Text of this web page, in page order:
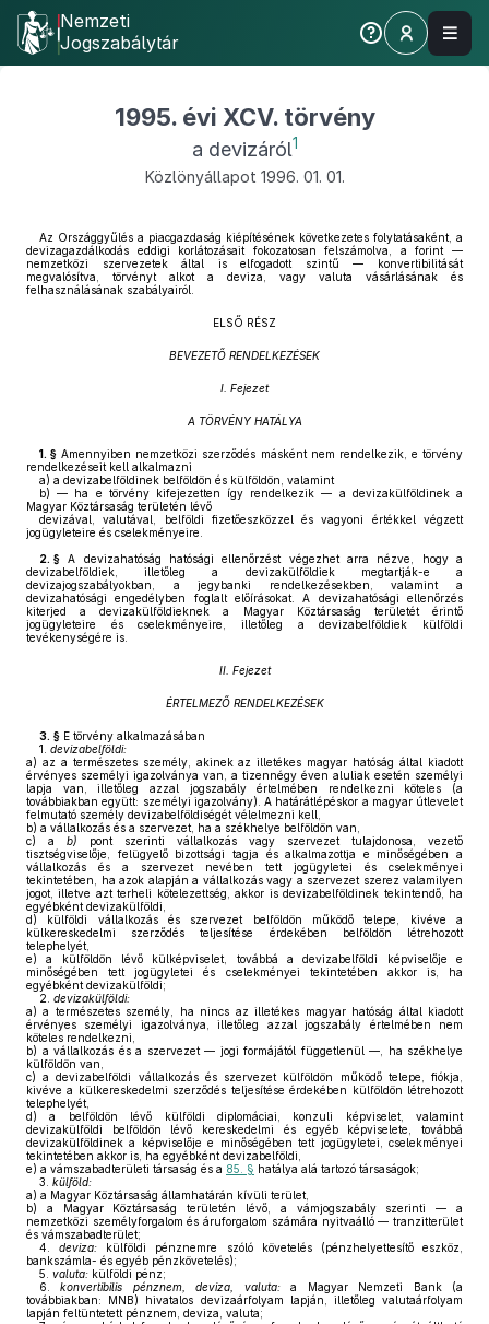
Nemzeti
Jogszabálytár
1995. évi XCV. törvény
a devizáról1
Közlönyállapot 1996. 01. 01.
Az Országgyűlés a piacgazdaság kiépítésének következetes folytatásaként, a
devizagazdálkodás eddigi korlátozásait fokozatosan felszámolva, a forint —
nemzetközi szervezetek által is elfogadott szintű — konvertibilitását
megvalósítva, törvényt alkot a deviza, vagy valuta vásárlásának és
felhasználásának szabályairól.
ELSŐ RÉSZ
BEVEZETŐ RENDELKEZÉSEK
I. Fejezet
A TÖRVÉNY HATÁLYA
1. § Amennyiben nemzetközi szerződés másként nem rendelkezik, e törvény
rendelkezéseit kell alkalmazni
a) a devizabelföldinek belföldön és külföldön, valamint
b) — ha e törvény kifejezetten így rendelkezik — a devizakülföldinek a
Magyar Köztársaság területén lévő
devizával, valutával, belföldi fizetőeszközzel és vagyoni értékkel végzett
jogügyleteire és cselekményeire.
2. § A devizahatóság hatósági ellenőrzést végezhet arra nézve, hogy a
devizabelföldiek, illetőleg a devizakülföldiek megtartják-e a
devizajogszabályokban, a jegybanki rendelkezésekben, valamint a
devizahatósági engedélyben foglalt előírásokat. A devizahatósági ellenőrzés
kiterjed a devizakülföldieknek a Magyar Köztársaság területét érintő
jogügyleteire és cselekményeire, illetőleg a devizabelföldiek külföldi
tevékenységére is.
II. Fejezet
ÉRTELMEZŐ RENDELKEZÉSEK
3. § E törvény alkalmazásában
1. devizabelföldi:
a) az a természetes személy, akinek az illetékes magyar hatóság által kiadott
érvényes személyi igazolványa van, a tizennégy éven aluliak esetén személyi
lapja van, illetőleg azzal jogszabály értelmében rendelkezni köteles (a
továbbiakban együtt: személyi igazolvány). A határátlépéskor a magyar útlevelet
felmutató személy devizabelföldiségét vélelmezni kell,
b) a vállalkozás és a szervezet, ha a székhelye belföldön van,
c) a b) pont szerinti vállalkozás vagy szervezet tulajdonosa, vezető
tisztségviselője, felügyelő bizottsági tagja és alkalmazottja e minőségében a
vállalkozás és a szervezet nevében tett jogügyletei és cselekményei
tekintetében, ha azok alapján a vállalkozás vagy a szervezet szerez valamilyen
jogot, illetve azt terheli kötelezettség, akkor is devizabelföldinek tekintendő, ha
egyébként devizakülföldi,
d) külföldi vállalkozás és szervezet belföldön működő telepe, kivéve a
külkereskedelmi szerződés teljesítése érdekében belföldön létrehozott
telephelyét,
e) a külföldön lévő külképviselet, továbbá a devizabelföldi képviselője e
minőségében tett jogügyletei és cselekményei tekintetében akkor is, ha
egyébként devizakülföldi;
2. devizakülföldi:
a) a természetes személy, ha nincs az illetékes magyar hatóság által kiadott
érvényes személyi igazolványa, illetőleg azzal jogszabály értelmében nem
köteles rendelkezni,
b) a vállalkozás és a szervezet — jogi formájától függetlenül —, ha székhelye
külföldön van,
c) a devizabelföldi vállalkozás és szervezet külföldön működő telepe, fiókja,
kivéve a külkereskedelmi szerződés teljesítése érdekében külföldön létrehozott
telephelyét,
d) a belföldön lévő külföldi diplomáciai, konzuli képviselet, valamint
devizakülföldi belföldön lévő kereskedelmi és egyéb képviselete, továbbá
devizakülföldinek a képviselője e minőségében tett jogügyletei, cselekményei
tekintetében akkor is, ha egyébként devizabelföldi,
e) a vámszabadterületi társaság és a 85. § hatálya alá tartozó társaságok;
3. külföld:
a) a Magyar Köztársaság államhatárán kívüli terület,
b) a Magyar Köztársaság területén lévő, a vámjogszabály szerinti — a
nemzetközi személyforgalom és áruforgalom számára nyitvaálló — tranzitterület
és vámszabadterület;
4.
deviza: külföldi pénznemre szóló követelés (pénzhelyettesítő eszköz,
bankszámla- és egyéb pénzkövetelés);
5. valuta: külföldi pénz;
6.
konvertibilis pénznem, deviza, valuta:a Magyar Nemzeti Bank (a
továbbiakban: MNB) hivatalos devizaárfolyam lapján, illetőleg valutaárfolyam
lapján feltüntetett pénznem, deviza, valuta;